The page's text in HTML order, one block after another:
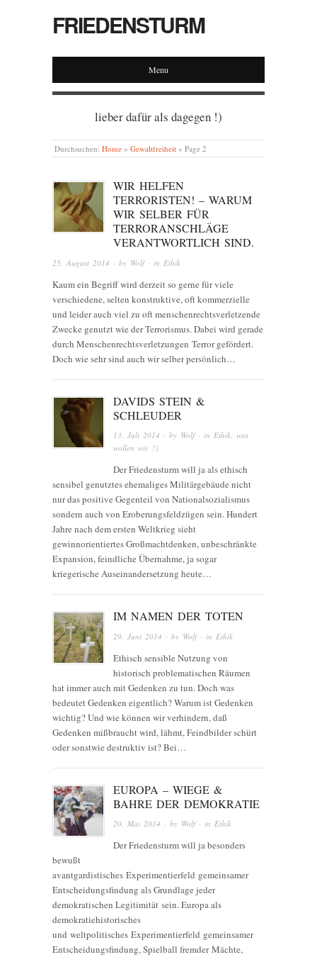
FRIEDENSTURM
Menu
lieber dafür als dagegen !)
Durchsuchen: Home » Gewaltfreiheit » Page 2
WIR HELFEN
TERRORISTEN! – WARUM
WIR SELBER FÜR
TERRORANSCHLÄGE
VERANTWORTLICH SIND.
25. August 2014 · by Wolf· in Ethik
Kaum ein Begriff wird derzeit so gerne für viele
verschiedene, selten konstruktive, oft kommerzielle
und leider auch viel zu oft menschenrechtsverletzende
Zwecke genutzt wie der Terrorismus. Dabei wird gerade
durch Menschenrechtsverletzungen Terror gefördert.
Doch wie sehr sind auch wir selber persönlich…
DAVIDS STEIN &
SCHLEUDER
13. Juli 2014 · by Wolf· inEthik, was
wollen wir ?)
Der Friedensturm will ja als ethisch
sensibel genutztes ehemaliges Militärgebäude nicht
nur das positive Gegenteil von Nationalsozialismus
sondern auch von Eroberungsfeldzügen sein. Hundert
Jahre nach dem ersten Weltkrieg sieht
gewinnorientiertes Großmachtdenken, unbeschränkte
Expansion, feindliche Übernahme, ja sogar
kriegerische Auseinandersetzung heute…
IM NAMEN DER TOTEN
29. Juni 2014 · by Wolf· in Ethik
Ethisch sensible Nutzung von
historisch problematischen Räumen
hat immer auch mit Gedenken zu tun. Doch was
bedeutet Gedenken eigentlich? Warum ist Gedenken
wichtig? Und wie können wir verhindern, daß
Gedenken mißbraucht wird, lähmt, Feindbilder schürt
oder sonstwie destruktiv ist? Bei…
EUROPA – WIEGE &
BAHRE DER DEMOKRATIE
20. Mai 2014 · by Wolf· inEthik
Der Friedensturm will ja besonders
bewußt
avantgardistisches Experimentierfeld gemeinsamer
Entscheidungsfindung als Grundlage jeder
demokratischen Legitimität sein. Europa als
demokratiehistorisches
und weltpolitisches Experimentierfeld gemeinsamer
Entscheidungsfindung, Spielball fremder Mächte,